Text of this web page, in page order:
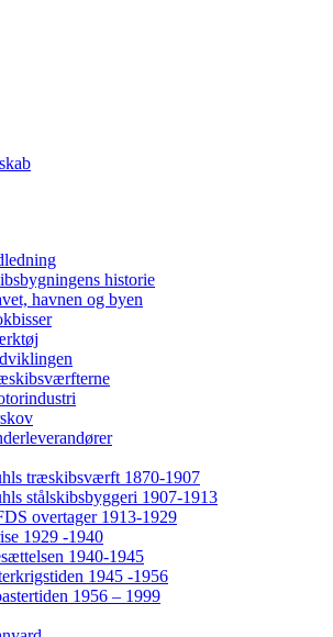
historie
havnen og byen
træskibsværft 1870-1907
stålskibsbyggeri 1907-1913
overtager 1913-1929
1929 -1940
1940-1945
1945 -1956
1956 – 1999